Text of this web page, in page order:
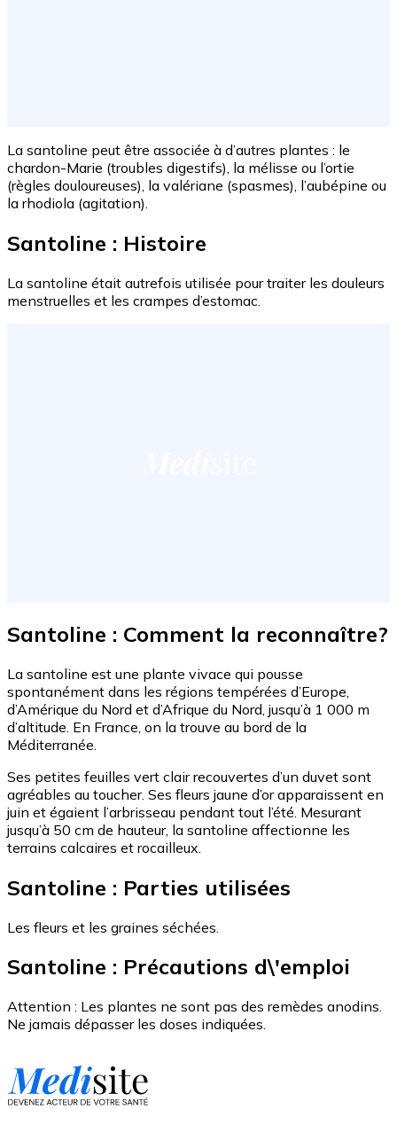
La santoline peut être associée à d’autres plantes : le
chardon-Marie (troubles digestifs), la mélisse ou l’ortie
(règles douloureuses), la valériane (spasmes), l’aubépine ou
la rhodiola (agitation).
Santoline : Histoire
La santoline était autrefois utilisée pour traiter les douleurs
menstruelles et les crampes d’estomac.
Santoline : Comment la reconnaître?
La santoline est une plante vivace qui pousse
spontanément dans les régions tempérées d’Europe,
d’Amérique du Nord et d’Afrique du Nord, jusqu’à 1 000 m
d’altitude. En France, on la trouve au bord de la
Méditerranée.
Ses petites feuilles vert clair recouvertes d’un duvet sont
agréables au toucher. Ses fleurs jaune d’or apparaissent en
juin et égaient l’arbrisseau pendant tout l’été. Mesurant
jusqu’à 50 cm de hauteur, la santoline affectionne les
terrains calcaires et rocailleux.
Santoline : Parties utilisées
Les fleurs et les graines séchées.
Santoline : Précautions d\'emploi
Attention : Les plantes ne sont pas des remèdes anodins.
Ne jamais dépasser les doses indiquées.